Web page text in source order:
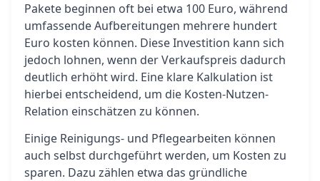
Pakete beginnen oft bei etwa 100 Euro, während
umfassende Aufbereitungen mehrere hundert
Euro kosten können. Diese Investition kann sich
jedoch lohnen, wenn der Verkaufspreis dadurch
deutlich erhöht wird. Eine klare Kalkulation ist
hierbei entscheidend, um die Kosten-Nutzen-
Relation einschätzen zu können.
Einige Reinigungs- und Pflegearbeiten können
auch selbst durchgeführt werden, um Kosten zu
sparen. Dazu zählen etwa das gründliche